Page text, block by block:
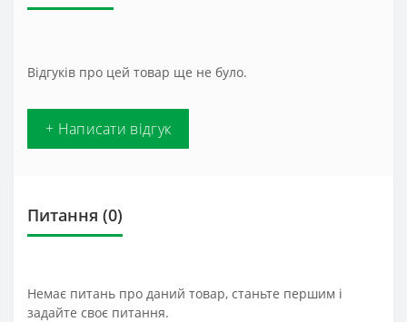
Відгуків про цей товар ще не було.
+ Написати відгук
Питання (0)
Немає питань про даний товар, станьте першим і
задайте своє питання.